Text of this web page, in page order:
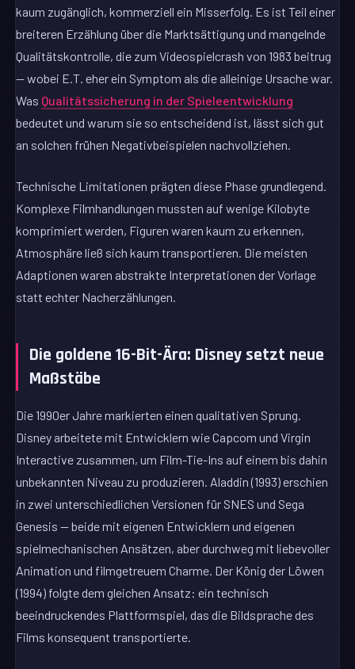
kaum zugänglich, kommerziell ein Misserfolg. Es ist Teil einer
breiteren Erzählung über die Marktsättigung und mangelnde
Qualitätskontrolle, die zum Videospielcrash von 1983 beitrug
— wobei E.T. eher ein Symptom als die alleinige Ursache war.
Was Qualitätssicherung in der Spieleentwicklung
bedeutet und warum sie so entscheidend ist, lässt sich gut
an solchen frühen Negativbeispielen nachvollziehen.
Technische Limitationen prägten diese Phase grundlegend.
Komplexe Filmhandlungen mussten auf wenige Kilobyte
komprimiert werden, Figuren waren kaum zu erkennen,
Atmosphäre ließ sich kaum transportieren. Die meisten
Adaptionen waren abstrakte Interpretationen der Vorlage
statt echter Nacherzählungen.
Die goldene 16-Bit-Ära: Disney setzt neue
Maßstäbe
Die 1990er Jahre markierten einen qualitativen Sprung.
Disney arbeitete mit Entwicklern wie Capcom und Virgin
Interactive zusammen, um Film-Tie-Ins auf einem bis dahin
unbekannten Niveau zu produzieren. Aladdin (1993) erschien
in zwei unterschiedlichen Versionen für SNES und Sega
Genesis — beide mit eigenen Entwicklern und eigenen
spielmechanischen Ansätzen, aber durchweg mit liebevoller
Animation und filmgetreuem Charme. Der König der Löwen
(1994) folgte dem gleichen Ansatz: ein technisch
beeindruckendes Plattformspiel, das die Bildsprache des
Films konsequent transportierte.